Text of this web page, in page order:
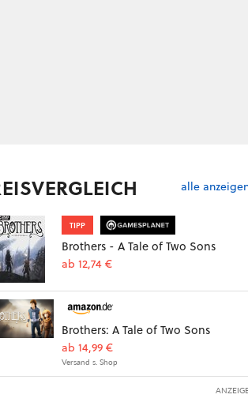
alle
TIPP
Brothers - A Tale of Two Sons
ab 12,74 €
Brothers: A Tale of Two Sons
ab 14,99 €
Versand s. Shop